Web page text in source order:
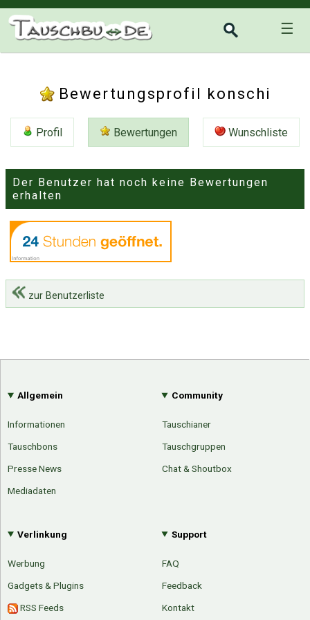
☰
Bewertungsprofil konschi
Profil Bewertungen Wunschliste
Der Benutzer hat noch keine Bewertungen
erhalten
zur Benutzerliste
Allgemein
Informationen
Tauschbons
Presse News
Mediadaten
Community
Tauschianer
Tauschgruppen
Chat & Shoutbox
Verlinkung
Werbung
Gadgets & Plugins
RSS Feeds
Support
FAQ
Feedback
Kontakt